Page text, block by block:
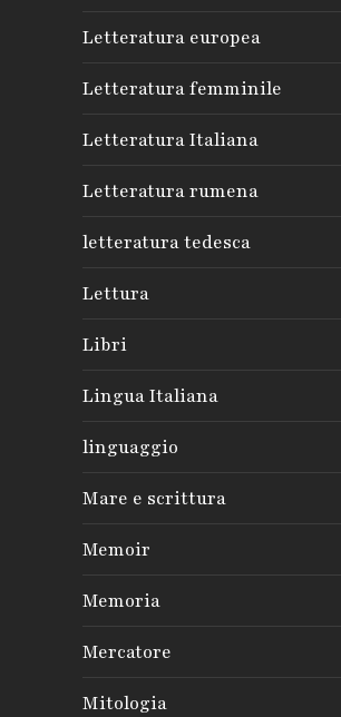
Letteratura europea
Letteratura femminile
Letteratura Italiana
Letteratura rumena
letteratura tedesca
Lettura
Libri
Lingua Italiana
linguaggio
Mare e scrittura
Memoir
Memoria
Mercatore
Mitologia